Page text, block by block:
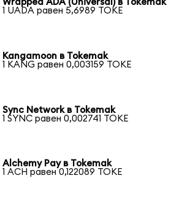
Wrapped ADA (Universal) в Tokemak
1 UADA равен 5,6989 TOKE
Kangamoon в Tokemak
1 KANG равен 0,003159 TOKE
Sync Network в Tokemak
1 SYNC равен 0,002741 TOKE
Alchemy Pay в Tokemak
1 ACH равен 0,122089 TOKE